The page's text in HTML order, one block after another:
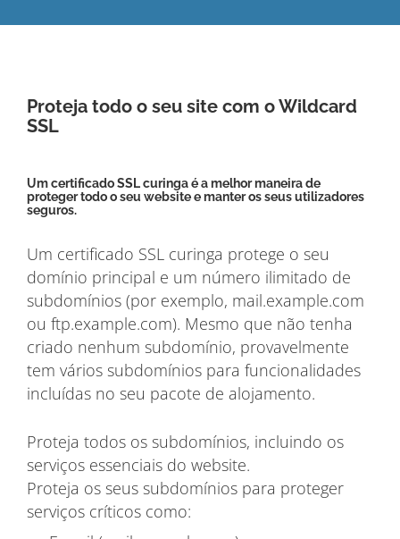
Proteja todo o seu site com o Wildcard
SSL
Um certificado SSL curinga é a melhor maneira de
proteger todo o seu website e manter os seus utilizadores
seguros.
Um certificado SSL curinga protege o seu
domínio principal e um número ilimitado de
subdomínios (por exemplo, mail.example.com
ou ftp.example.com). Mesmo que não tenha
criado nenhum subdomínio, provavelmente
tem vários subdomínios para funcionalidades
incluídas no seu pacote de alojamento.
Proteja todos os subdomínios, incluindo os
serviços essenciais do website.
Proteja os seus subdomínios para proteger
serviços críticos como: